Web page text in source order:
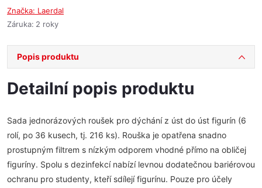
Značka: Laerdal
Záruka: 2 roky
Popis produktu
Detailní popis produktu
Sada jednorázových roušek pro dýchání z úst do úst figurín (6
rolí, po 36 kusech, tj. 216 ks). Rouška je opatřena snadno
prostupným filtrem s nízkým odporem vhodné přímo na obličej
figuríny. Spolu s dezinfekcí nabízí levnou dodatečnou bariérovou
ochranu pro studenty, kteří sdílejí figurínu. Pouze pro účely